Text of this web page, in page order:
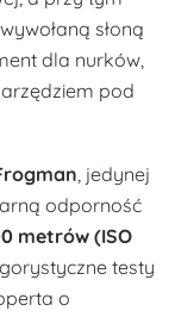
słoną
dla nurków,
pod
, jedynej
odporność
metrów (ISO
testy
o